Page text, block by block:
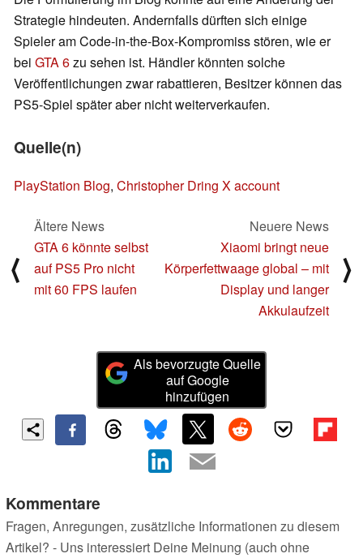
Strategie hindeuten. Andernfalls dürften sich einige
Spieler am Code-in-the-Box-Kompromiss stören, wie er
bei GTA 6zu sehen ist. Händler könnten solche
Veröffentlichungen zwar rabattieren, Besitzer können das
PS5-Spiel später aber nicht weiterverkaufen.
Quelle(n)
PlayStation Blog, Christopher Dring X account
⟨
Ältere News
GTA 6 könnte selbst
auf PS5 Pro nicht
mit 60 FPS laufen
Neuere News
Xiaomi bringt neue
Körperfettwaage global – mit
Display und langer
Akkulaufzeit
⟩
Als bevorzugte Quelle
auf Google
hinzufügen
Kommentare
Fragen, Anregungen, zusätzliche Informationen zu diesem
Artikel? - Uns interessiert Deine Meinung (auch ohne